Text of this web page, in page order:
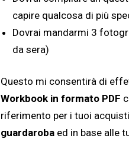
capire qualcosa di più
Dovrai mandarmi 3
da sera)
Questo mi consentirà di
Workbook in formato PDF
riferimento per i tuoi
guardaroba ed in base alle